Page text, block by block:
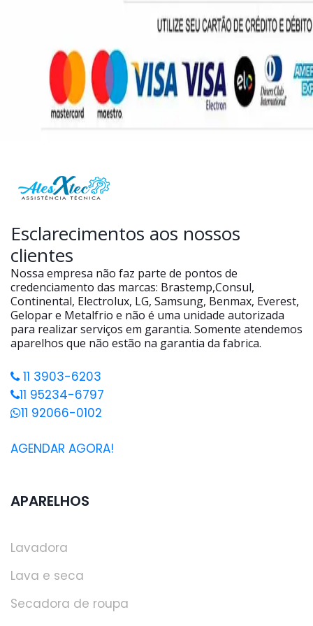
Esclarecimentos aos nossos
clientes
Nossa empresa não faz parte de pontos de
credenciamento das marcas: Brastemp,Consul,
Continental, Electrolux, LG, Samsung, Benmax, Everest,
Gelopar e Metalfrio e não é uma unidade autorizada
para realizar serviços em garantia. Somente atendemos
aparelhos que não estão na garantia da fabrica.
11 3903-6203
11 95234-6797
11 92066-0102
AGENDAR AGORA!
APARELHOS
Lavadora
Lava e seca
Secadora de roupa